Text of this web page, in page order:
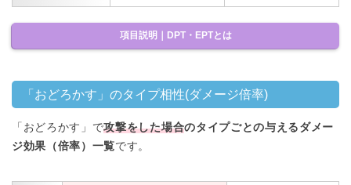
項目説明｜DPT・EPTとは
「おどろかす」のタイプ相性(ダメージ倍率)
「おどろかす」で攻撃をした場合のタイプごとの与えるダメー
ジ効果（倍率）一覧です。